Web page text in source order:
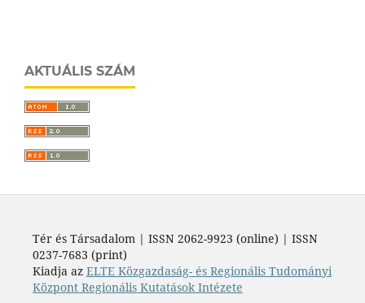
AKTUÁLIS SZÁM
Tér és Társadalom | ISSN 2062-9923 (online) | ISSN
0237-7683 (print)
Kiadja az ELTE Közgazdaság- és Regionális Tudományi
Központ Regionális Kutatások Intézete